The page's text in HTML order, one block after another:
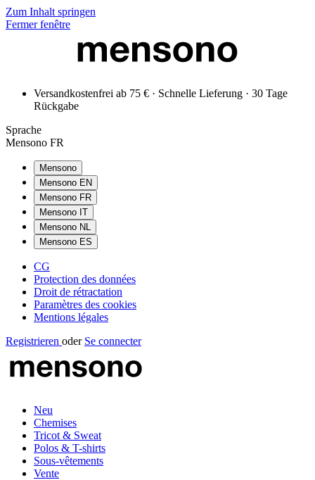
Zum Inhalt springen
Fermer fenêtre
Versandkostenfrei ab 75 € · Schnelle Lieferung · 30 Tage
Rückgabe
Sprache
Mensono FR
Mensono
Mensono EN
Mensono FR
Mensono IT
Mensono NL
Mensono ES
CG
Protection des données
Droit de rétractation
Paramètres des cookies
Mentions légales
Registrieren oder Se connecter
Neu
Chemises
Tricot & Sweat
Polos & T-shirts
Sous-vêtements
Vente